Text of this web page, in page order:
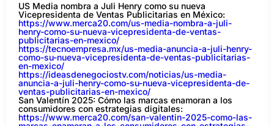
US Media nombra a Juli Henry como su nueva
Vicepresidenta de Ventas Publicitarias en México:
https://www.merca20.com/us-media-nombra-a-juli-
henry-como-su-nueva-vicepresidenta-de-ventas-
publicitarias-en-mexico/
https://tecnoempresa.mx/us-media-anuncia-a-juli-henry-
como-su-nueva-vicepresidenta-de-ventas-publicitarias-
en-mexico/
https://ideasdenegociostv.com/noticias/us-media-
anuncia-a-juli-henry-como-su-nueva-vicepresidenta-de-
ventas-publicitarias-en-mexico/
San Valentín 2025: Cómo las marcas enamoran a los
consumidores con estrategias digitales:
https://www.merca20.com/san-valentin-2025-como-las-